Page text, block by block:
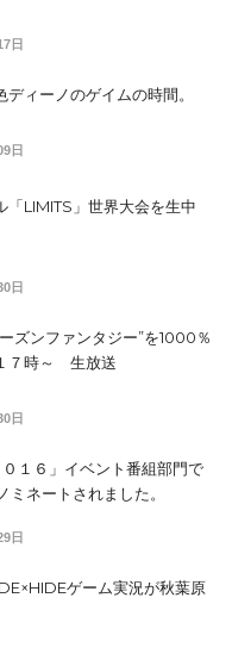
日
ディーノのゲイムの時間。
日
「LIMITS」世界大会を生中
日
ズンファンタジー”を1000％
７時～ 生放送
日
１６」イベント番組部門で
ミネートされました。
日
ゲーム実況が秋葉原